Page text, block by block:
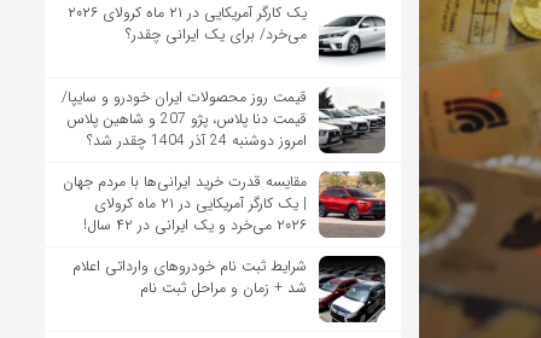
یک کارگر آمریکایی در ۲۱ ماه کرولای ۲۰۲۶
می‌خرد/ برای یک ایرانی چقدر؟
قیمت روز محصولات ایران خودرو و سایپا/
قیمت دنا پلاس، پژو 207 و شاهین پلاس
امروز دوشنبه 24 آذر 1404 چقدر شد؟
مقایسه قدرت خرید ایرانی‌ها با مردم جهان
| یک کارگر آمریکایی در ۲۱ ماه کرولای
۲۰۲۶ می‌خرد و یک ایرانی در ۴۲ سال!
شرایط ثبت نام خودروهای وارداتی اعلام
شد + زمان و مراحل ثبت نام